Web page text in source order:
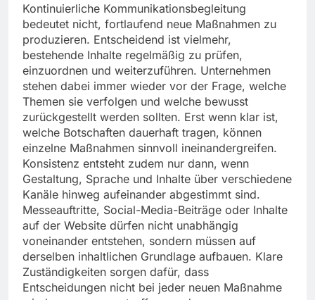
Kontinuierliche Kommunikationsbegleitung
bedeutet nicht, fortlaufend neue Maßnahmen zu
produzieren. Entscheidend ist vielmehr,
bestehende Inhalte regelmäßig zu prüfen,
einzuordnen und weiterzuführen. Unternehmen
stehen dabei immer wieder vor der Frage, welche
Themen sie verfolgen und welche bewusst
zurückgestellt werden sollten. Erst wenn klar ist,
welche Botschaften dauerhaft tragen, können
einzelne Maßnahmen sinnvoll ineinandergreifen.
Konsistenz entsteht zudem nur dann, wenn
Gestaltung, Sprache und Inhalte über verschiedene
Kanäle hinweg aufeinander abgestimmt sind.
Messeauftritte, Social-Media-Beiträge oder Inhalte
auf der Website dürfen nicht unabhängig
voneinander entstehen, sondern müssen auf
derselben inhaltlichen Grundlage aufbauen. Klare
Zuständigkeiten sorgen dafür, dass
Entscheidungen nicht bei jeder neuen Maßnahme